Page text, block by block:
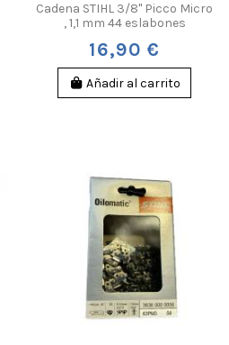
Cadena STIHL 3/8" Picco Micro
, 1,1 mm 44 eslabones
16,90 €
Añadir al carrito